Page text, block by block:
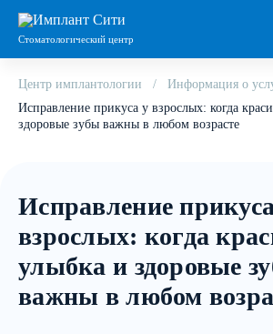
Стоматологический центр
Центр имплантологии
Информация о
Исправление прикуса у взрослых: когда
здоровые зубы важны в любом возрасте
Исправление
взрослых: когда
улыбка и здоровые
важны в любом